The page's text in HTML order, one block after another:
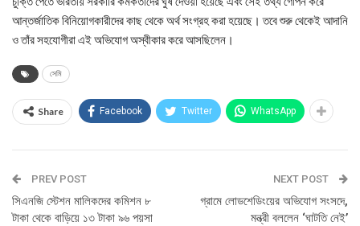
আন্তর্জাতিক বিনিয়োগকারীদের কাছ থেকে অর্থ সংগ্রহ করা হয়েছে। তবে শুরু থেকেই আদানি
ও তাঁর সহযোগীরা এই অভিযোগ অস্বীকার করে আসছিলেন।
সেমি
Share Facebook Twitter WhatsApp
PREV POST
সিএনজি স্টেশন মালিকদের কমিশন ৮
টাকা থেকে বাড়িয়ে ১৩ টাকা ৯৬ পয়সা
NEXT POST
গ্রামে লোডশেডিংয়ের অভিযোগ সংসদে,
মন্ত্রী বললেন ‘ঘাটতি নেই’